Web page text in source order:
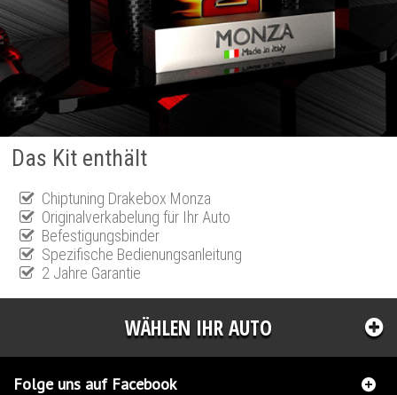
Das Kit enthält
Chiptuning Drakebox Monza
Originalverkabelung für Ihr Auto
Befestigungsbinder
Spezifische Bedienungsanleitung
2 Jahre Garantie
WÄHLEN IHR AUTO
Folge uns auf Facebook